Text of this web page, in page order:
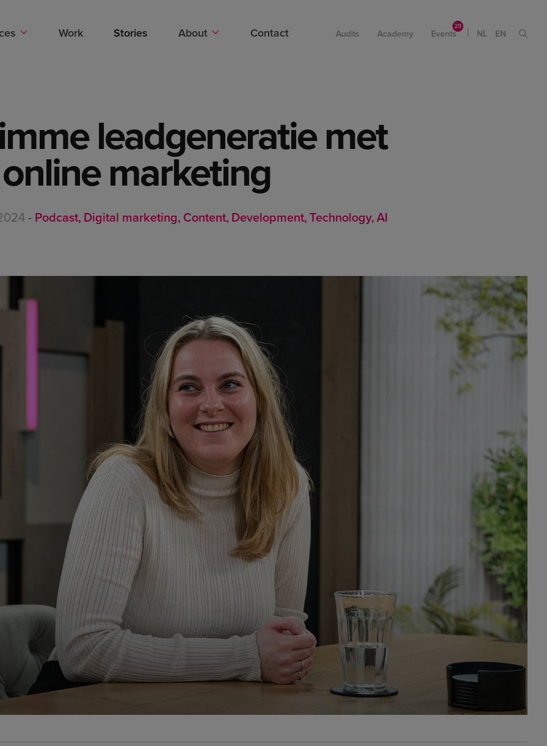
Work Stories About Contact Audits Academy Events NL EN
leadgeneratie met
online marketing
- Podcast Digital marketing Content Development Technology AI